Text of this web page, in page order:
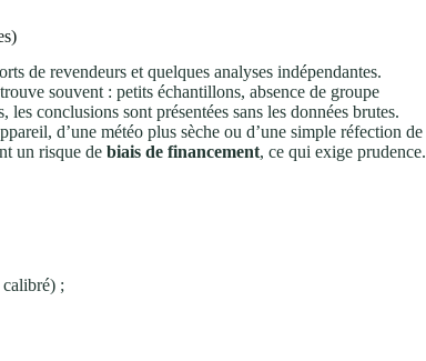
de revendeurs et quelques analyses indépendantes.
souvent : petits échantillons, absence de groupe
conclusions sont présentées sans les données brutes.
d’une météo plus sèche ou d’une simple réfection de
un risque de biais de financement, ce qui exige prudence.
;